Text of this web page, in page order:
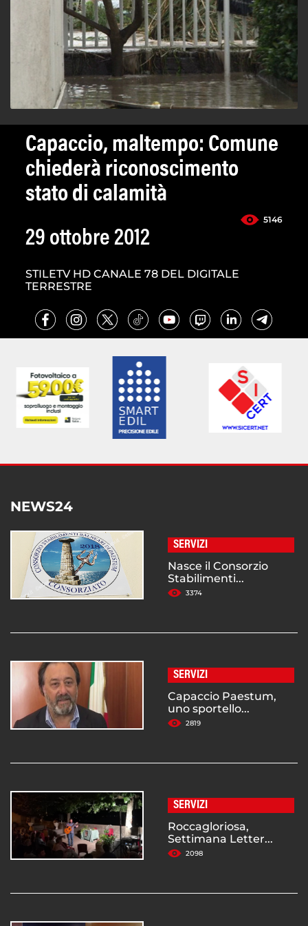
Capaccio, maltempo: Comune
chiederà riconoscimento
stato di calamità
5146
29 ottobre 2012
STILETV HD CANALE 78 DEL DIGITALE
TERRESTRE
NEWS24
SERVIZI
Nasce il Consorzio
Stabilimenti...
3374
SERVIZI
Capaccio Paestum,
uno sportello...
2819
SERVIZI
Roccagloriosa,
Settimana Letter...
2098